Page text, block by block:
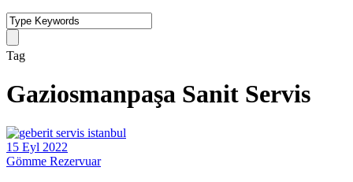
Tag
Gaziosmanpaşa Sanit Servis
15 Eyl 2022
Gömme Rezervuar